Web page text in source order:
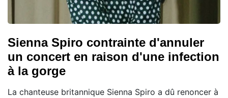
Sienna Spiro contrainte d'annuler
un concert en raison d'une infection
à la gorge
La chanteuse britannique Sienna Spiro a dû renoncer à